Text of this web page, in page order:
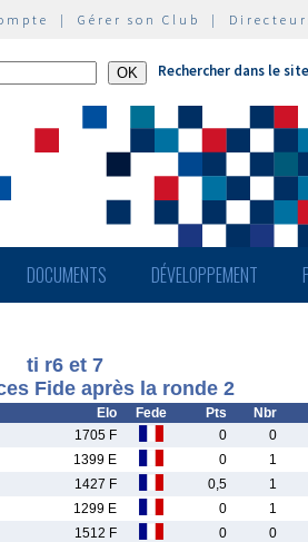
| Gérer son Club |
Rechercher dans le site
DOCUMENTS DÉVELOPPEMENT
ti r6 et 7
Fide après la ronde 2
Elo Fede Pts Nbr
1705 F 0 0
1399 E 0 1
1427 F 0,5 1
1299 E 0 1
1512 F 0 0